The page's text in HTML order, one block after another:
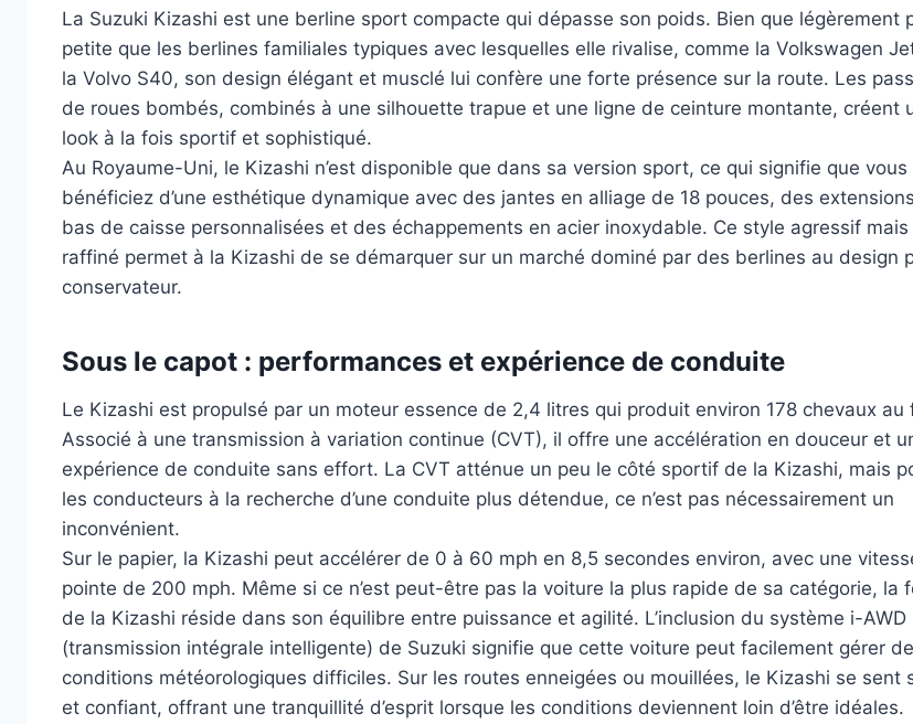
La Suzuki Kizashi est une berline sport compacte qui dépasse son poids. Bien que légèrement
petite que les berlines familiales typiques avec lesquelles elle rivalise, comme la Volkswagen
la Volvo S40, son design élégant et musclé lui confère une forte présence sur la route. Les
de roues bombés, combinés à une silhouette trapue et une ligne de ceinture montante, créent
look à la fois sportif et sophistiqué.
Au Royaume-Uni, le Kizashi n’est disponible que dans sa version sport, ce qui signifie que vous
bénéficiez d’une esthétique dynamique avec des jantes en alliage de 18 pouces, des
bas de caisse personnalisées et des échappements en acier inoxydable. Ce style agressif mais
raffiné permet à la Kizashi de se démarquer sur un marché dominé par des berlines au design
conservateur.
Sous le capot : performances et expérience de conduite
Le Kizashi est propulsé par un moteur essence de 2,4 litres qui produit environ 178 chevaux au
Associé à une transmission à variation continue (CVT), il offre une accélération en douceur et
expérience de conduite sans effort. La CVT atténue un peu le côté sportif de la Kizashi, mais
les conducteurs à la recherche d’une conduite plus détendue, ce n’est pas nécessairement un
inconvénient.
Sur le papier, la Kizashi peut accélérer de 0 à 60 mph en 8,5 secondes environ, avec une
pointe de 200 mph. Même si ce n’est peut-être pas la voiture la plus rapide de sa catégorie, la
de la Kizashi réside dans son équilibre entre puissance et agilité. L’inclusion du système i-AWD
(transmission intégrale intelligente) de Suzuki signifie que cette voiture peut facilement gérer
conditions météorologiques difficiles. Sur les routes enneigées ou mouillées, le Kizashi se sent
et confiant, offrant une tranquillité d’esprit lorsque les conditions deviennent loin d’être idéales.